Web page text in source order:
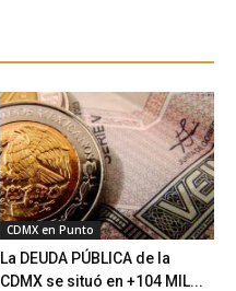
CDMX en Punto
La DEUDA PÚBLICA de la
CDMX se situó en +104 MIL...